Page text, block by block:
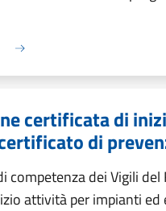
certificata di
di
competenza dei Vigili
attività per impianti